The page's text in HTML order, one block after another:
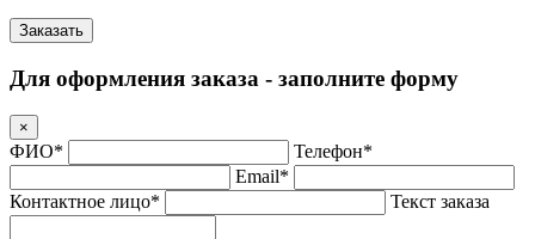
Заказать
Для оформления заказа - заполните форму
×
ФИО*
Телефон*
Email*
Контактное лицо*
Текст заказа